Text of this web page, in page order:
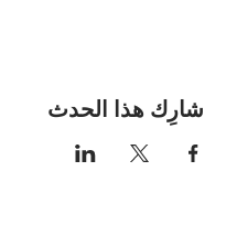
شارِك هذا الحدث